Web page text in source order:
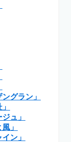
グラン」
ュ」
」
ン」